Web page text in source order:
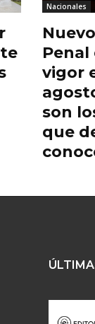
Nacionales
Penal
vigor
son
que